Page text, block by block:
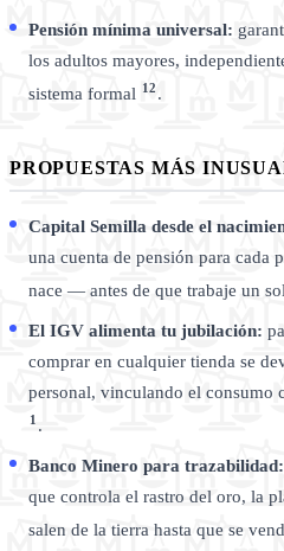
Pensión mínima universal:
los adultos mayores,
sistema formal 12 .
PROPUESTAS MÁS
Capital Semilla desde el
una cuenta de pensión para cada
nace — antes de que trabaje un
El IGV alimenta tu jubilación:
comprar en cualquier tienda se
personal, vinculando el consumo
1 .
Banco Minero para trazabilidad:
que controla el rastro del oro, la
salen de la tierra hasta que se